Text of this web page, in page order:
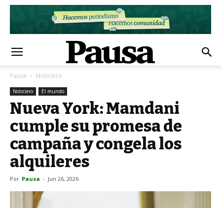
Pausa Noticiero
Noticiero El mundo
Nueva York: Mamdani
cumple su promesa de
campaña y congela los
alquileres
Por Pausa - Jun 26, 2026